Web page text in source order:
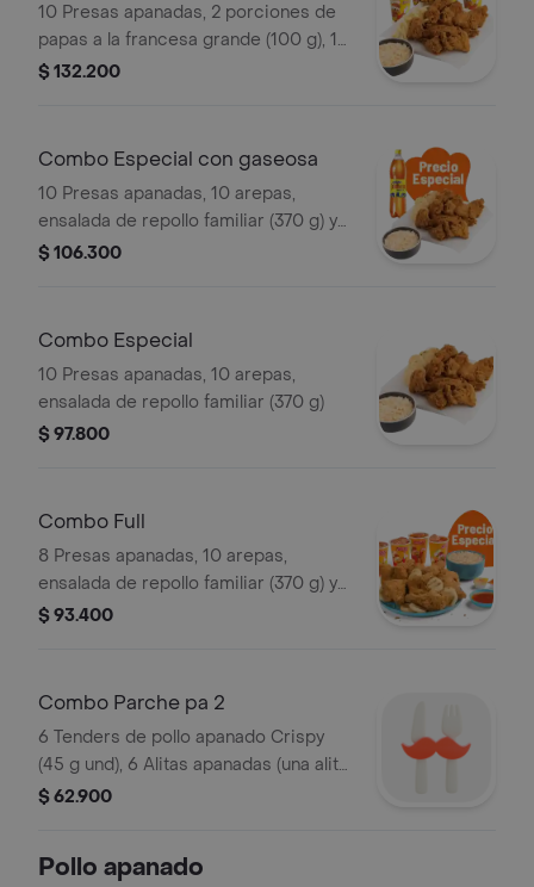
10 Presas apanadas, 2 porciones de
papas a la francesa grande (100 g), 1
porción de yuca stick (10 und),
$ 132.200
Combo Especial con gaseosa
10 Presas apanadas, 10 arepas,
ensalada de repollo familiar (370 g) y
gaseosa (1.5 litros)
$ 106.300
Combo Especial
10 Presas apanadas, 10 arepas,
ensalada de repollo familiar (370 g)
$ 97.800
Combo Full
8 Presas apanadas, 10 arepas,
ensalada de repollo familiar (370 g) y
gaseosa (1.5 litros)
$ 93.400
Combo Parche pa 2
6 Tenders de pollo apanado Crispy
(45 g und), 6 Alitas apanadas (una alita
equivale a un trozo de ala), 2
sals
$ 62.900
Pollo apanado